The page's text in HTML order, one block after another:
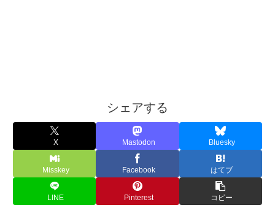
シェアする
X Mastodon Bluesky
Misskey Facebook はてブ
LINE Pinterest コピー